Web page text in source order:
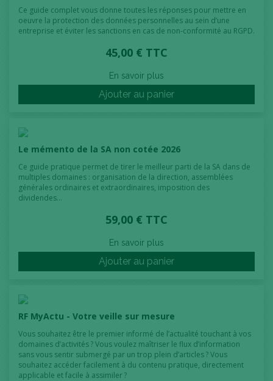
Ce guide complet vous donne toutes les réponses pour mettre en
oeuvre la protection des données personnelles au sein d’une
entreprise et éviter les sanctions en cas de non-conformité au RGPD.
45,00 € TTC
En savoir plus
Ajouter au panier
Le mémento de la SA non cotée 2026
Ce guide pratique permet de tirer le meilleur parti de la SA dans de
multiples domaines : organisation de la direction, assemblées
générales ordinaires et extraordinaires, imposition des
dividendes…
59,00 € TTC
En savoir plus
Ajouter au panier
RF MyActu - Votre veille sur mesure
Vous souhaitez être le premier informé de l’actualité touchant à vos
domaines d’activités ? Vous voulez maîtriser le flux d’information
sans vous sentir submergé par un trop plein d’articles ? Vous
souhaitez accéder facilement à du contenu pratique, directement
applicable et facile à assimiler ?